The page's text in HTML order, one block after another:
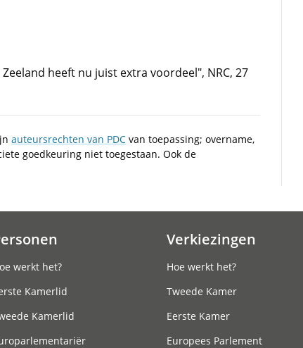
heeft nu juist extra voordeel", NRC, 27
auteursrechten van PDC van toepassing; overname,
goedkeuring niet toegestaan. Ook de
werkt het?
Kamerlid
Kamerlid
Verkiezingen
Hoe werkt het?
Tweede Kamer
Eerste Kamer
Europees Parlement